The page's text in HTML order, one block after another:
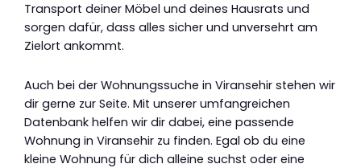
Transport deiner Möbel und deines Hausrats und
sorgen dafür, dass alles sicher und unversehrt am
Zielort ankommt.
Auch bei der Wohnungssuche in Viransehir stehen wir
dir gerne zur Seite. Mit unserer umfangreichen
Datenbank helfen wir dir dabei, eine passende
Wohnung in Viransehir zu finden. Egal ob du eine
kleine Wohnung für dich alleine suchst oder eine